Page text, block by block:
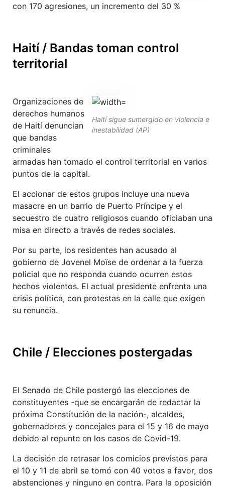
con 170 agresiones, un incremento del 30 %
Haití / Bandas toman control
territorial
Haití sigue sumergido en violencia e
inestabilidad (AP)
Organizaciones de
derechos humanos
de Haití denuncian
que bandas
criminales
armadas han tomado el control territorial en varios
puntos de la capital.
El accionar de estos grupos incluye una nueva
masacre en un barrio de Puerto Príncipe y el
secuestro de cuatro religiosos cuando oficiaban una
misa en directo a través de redes sociales.
Por su parte, los residentes han acusado al
gobierno de Jovenel Moïse de ordenar a la fuerza
policial que no responda cuando ocurren estos
hechos violentos. El actual presidente enfrenta una
crisis política, con protestas en la calle que exigen
su renuncia.
Chile / Elecciones postergadas
El Senado de Chile postergó las elecciones de
constituyentes -que se encargarán de redactar la
próxima Constitución de la nación-, alcaldes,
gobernadores y concejales para el 15 y 16 de mayo
debido al repunte en los casos de Covid-19.
La decisión de retrasar los comicios previstos para
el 10 y 11 de abril se tomó con 40 votos a favor, dos
abstenciones y ninguno en contra. Para la oposición